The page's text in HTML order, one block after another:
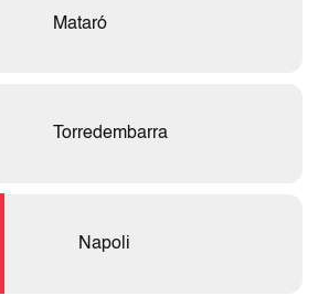
Mataró
Torredembarra
Napoli